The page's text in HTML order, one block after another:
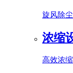
旋风除
浓缩
高效浓